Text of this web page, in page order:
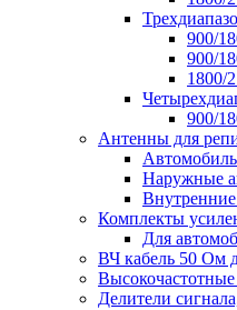
900/
900/
1800/
900/
Антенны для
Наружные
Комплекты
Для
ВЧ кабель 50 Ом
Делители